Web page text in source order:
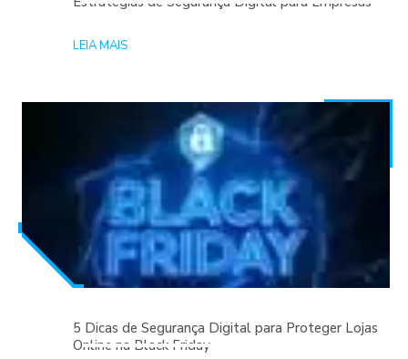
LEIA MAIS
5 Dicas de Segurança Digital para Proteger Lojas
Online na Black Friday